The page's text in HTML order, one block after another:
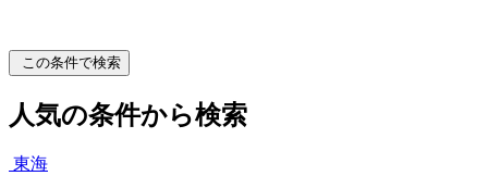
この条件で検索
人気の条件から検索
東海